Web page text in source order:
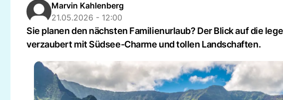
Marvin Kahlenberg
21.05.2026 - 12:00
Sie planen den nächsten Familienurlaub? Der Blick auf die
verzaubert mit Südsee-Charme und tollen Landschaften.